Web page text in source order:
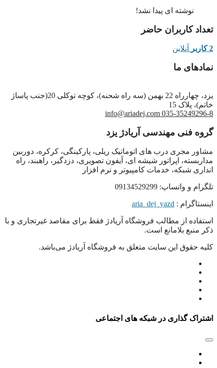
نوشته ای پیدا نشد!
تعداد کاربران حاضر
2 کاربر آنلاین
نمادهای ما
یزد، چهارراه 22 بهمن (سه راه شحنه)، کوچه توکلی 20(جنب پاساژ
خاتم)، پلاک 15
035-35249296-8
info@ariadej.com
گروه فنی مهندسی آریادژ یزد
مشاور مجری درب های اتوماتیک ریلی، پارکینگی، کرکره، دوربین
مداربسته، اپراتور شیشه ای، آیفون تصویری، دزدگیر، راهبند، راه
انداری شبکه، خدمات کامپیوتر و نرم افزار
تلگرام و واتساپ: 09134529299
اینستاگرام : aria_dej_yazd
استفاده از مطالب فروشگاه آریادژ فقط برای مقاصد غیرتجاری و با
ذکر منبع بلامانع است.
کلیه حقوق این سایت متعلق به فروشگاه آریادژ می‌باشد.
اشتراک گذاری در شبکه های اجتماعی